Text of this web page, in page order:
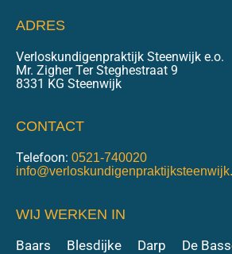
ADRES
Verloskundigenpraktijk Steenwijk e.o.
Mr. Zigher Ter Steghestraat 9
8331 KG Steenwijk
CONTACT
Telefoon: 0521-740020
WIJ WERKEN IN
Baars
Blesdijke Darp De